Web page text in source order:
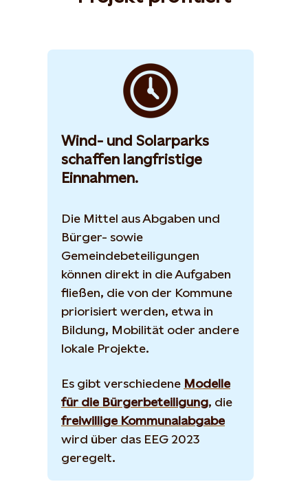
Wind- und Solarparks
schaffen langfristige
Einnahmen.
Die Mittel aus Abgaben und
Bürger- sowie
Gemeindebeteiligungen
können direkt in die Aufgaben
fließen, die von der Kommune
priorisiert werden, etwa in
Bildung, Mobilität oder andere
lokale Projekte.
Es gibt verschiedene Modelle
für die Bürgerbeteiligung, die
freiwillige Kommunalabgabe
wird über das EEG 2023
geregelt.